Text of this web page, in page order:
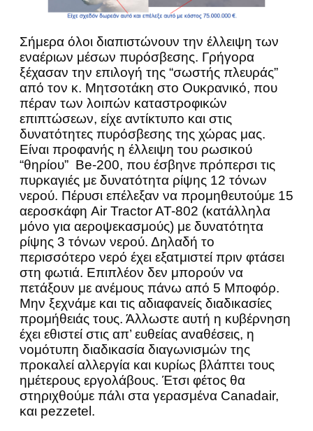
Σήμερα όλοι διαπιστώνουν την έλλειψη των
εναέριων μέσων πυρόσβεσης. Γρήγορα
ξέχασαν την επιλογή της “σωστής πλευράς”
από τον κ. Μητσοτάκη στο Ουκρανικό, που
πέραν των λοιπών καταστροφικών
επιπτώσεων, είχε αντίκτυπο και στις
δυνατότητες πυρόσβεσης της χώρας μας.
Είναι προφανής η έλλειψη του ρωσικού
“θηρίου” Be-200, που έσβηνε πρόπερσι τις
πυρκαγιές με δυνατότητα ρίψης 12 τόνων
νερού. Πέρυσι επέλεξαν να προμηθευτούμε 15
αεροσκάφη Air Tractor AT-802 (κατάλληλα
μόνο για αεροψεκασμούς) με δυνατότητα
ρίψης 3 τόνων νερού. Δηλαδή το
περισσότερο νερό έχει εξατμιστεί πριν φτάσει
στη φωτιά. Επιπλέον δεν μπορούν να
πετάξουν με ανέμους πάνω από 5 Μποφόρ.
Μην ξεχνάμε και τις αδιαφανείς διαδικασίες
προμήθειάς τους. Άλλωστε αυτή η κυβέρνηση
έχει εθιστεί στις απ’ ευθείας αναθέσεις, η
νομότυπη διαδικασία διαγωνισμών της
προκαλεί αλλεργία και κυρίως βλάπτει τους
ημέτερους εργολάβους. Έτσι φέτος θα
στηριχθούμε πάλι στα γερασμένα Canadair,
και pezzetel.